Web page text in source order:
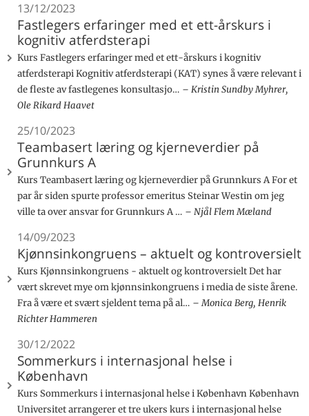
13/12/2023
Fastlegers erfaringer med et ett-årskurs i
kognitiv atferdsterapi
Kurs Fastlegers erfaringer med et ett-årskurs i kognitiv
atferdsterapi Kognitiv atferdsterapi (KAT) synes å være relevant i
de fleste av fastlegenes konsultasjo…
Kristin Sundby Myhrer,
Ole Rikard Haavet
25/10/2023
Teambasert læring og kjerneverdier på
Grunnkurs A
Kurs Teambasert læring og kjerneverdier på Grunnkurs A For et
par år siden spurte professor emeritus Steinar Westin om jeg
ville ta over ansvar for Grunnkurs A …
Njål Flem Mæland
14/09/2023
Kjønnsinkongruens – aktuelt og kontroversielt
Kurs Kjønnsinkongruens - aktuelt og kontroversielt Det har
vært skrevet mye om kjønnsinkongruens i media de siste årene.
Fra å være et svært sjeldent tema på al…
Monica Berg, Henrik
Richter Hammeren
30/12/2022
Sommerkurs i internasjonal helse i
København
Kurs Sommerkurs i internasjonal helse i København København
Universitet arrangerer et tre ukers kurs i internasjonal helse